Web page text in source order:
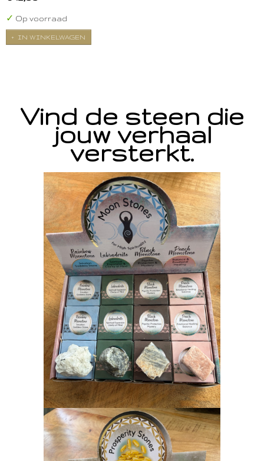
✓ Op voorraad
IN WINKELWAGEN
Vind de steen die
jouw verhaal
versterkt.